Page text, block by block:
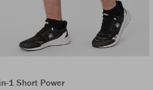
1 Short Power